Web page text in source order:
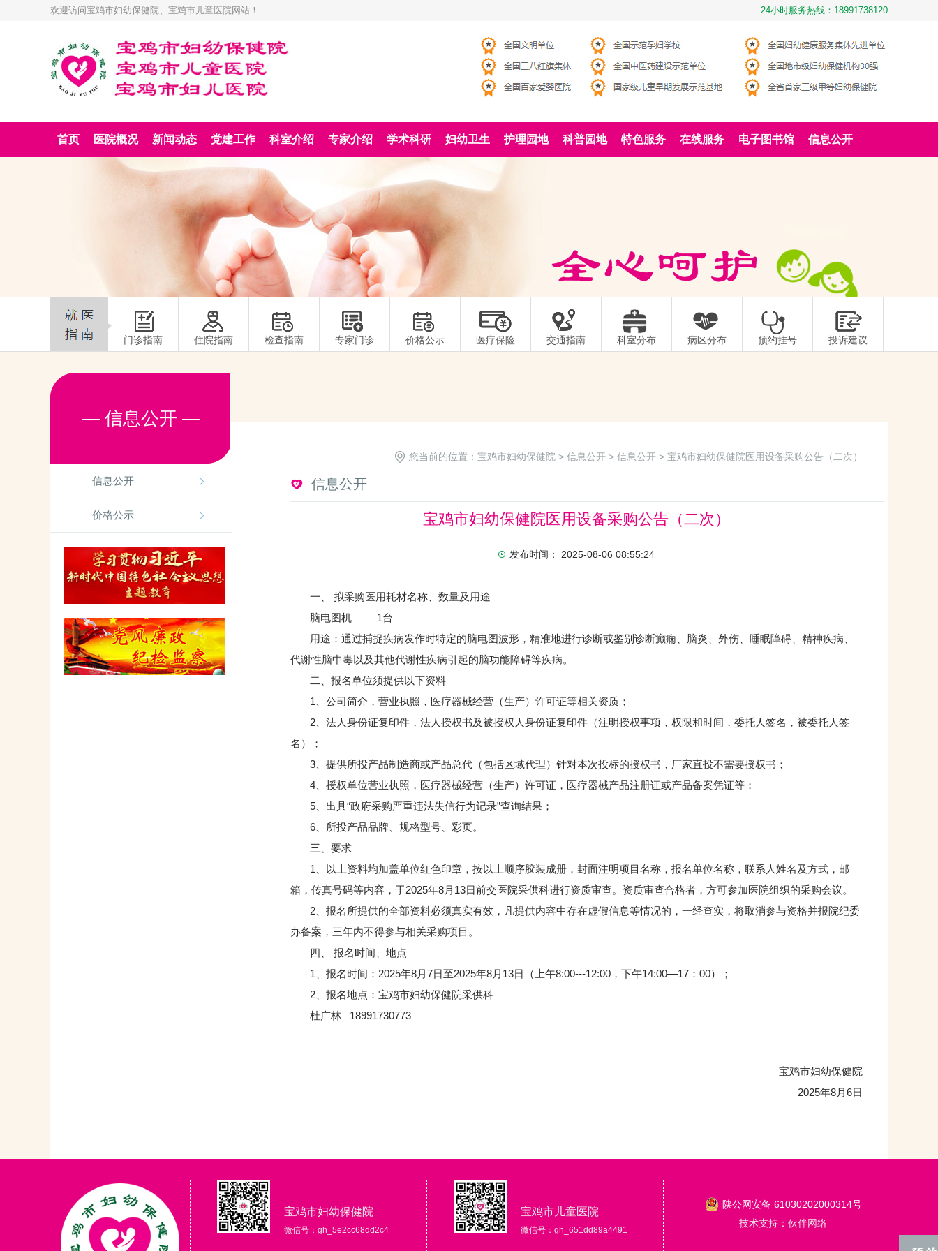
24小时服务热线：18991738120
欢迎访问宝鸡市妇幼保健院、宝鸡市儿童医院网站！
首页 医院概况 新闻动态 党建工作 科室介绍 专家介绍 学术科研 妇幼卫生 护理园地 科普园地 特色服务 在线服务 电子图书馆 信息公开
门诊指南 住院指南 检查指南 专家门诊 价格公示 医疗保险 交通指南 科室分布 病区分布 预约挂号 投诉建议
— 信息公开 —
信息公开
价格公示
您当前的位置： 宝鸡市妇幼保健院 > 信息公开 > 信息公开 > 宝鸡市妇幼保健院医用设备采购公告（二次）
信息公开
宝鸡市妇幼保健院医用设备采购公告（二次）
发布时间： 2025-08-06 08:55:24
一、 拟采购医用耗材名称、数量及用途
脑电图机 1台
用途：通过捕捉疾病发作时特定的脑电图波形，精准地进行诊断或鉴别诊断癫痫、脑炎、外伤、睡眠障碍、精神疾病、
代谢性脑中毒以及其他代谢性疾病引起的脑功能障碍等疾病。
二、报名单位须提供以下资料
1、公司简介，营业执照，医疗器械经营（生产）许可证等相关资质；
2、法人身份证复印件，法人授权书及被授权人身份证复印件（注明授权事项，权限和时间，委托人签名，被委托人签
名）；
3、提供所投产品制造商或产品总代（包括区域代理）针对本次投标的授权书，厂家直投不需要授权书；
4、授权单位营业执照，医疗器械经营（生产）许可证，医疗器械产品注册证或产品备案凭证等；
5、出具“政府采购严重违法失信行为记录”查询结果；
6、所投产品品牌、规格型号、彩页。
三、要求
1、以上资料均加盖单位红色印章，按以上顺序胶装成册，封面注明项目名称，报名单位名称，联系人姓名及方式，邮
箱，传真号码等内容，于2025年8月13日前交医院采供科进行资质审查。资质审查合格者，方可参加医院组织的采购会议。
2、报名所提供的全部资料必须真实有效，凡提供内容中存在虚假信息等情况的，一经查实，将取消参与资格并报院纪委
办备案，三年内不得参与相关采购项目。
四、 报名时间、地点
1、报名时间：2025年8月7日至2025年8月13日（上午8:00---12:00，下午14:00—17：00）；
2、报名地点：宝鸡市妇幼保健院采供科
杜广林 18991730773
宝鸡市妇幼保健院
2025年8月6日
宝鸡市妇幼保健院
微信号：gh_5e2cc68dd2c4
宝鸡市儿童医院
微信号：gh_651dd89a4491
陕公网安备 61030202000314号
技术支持：伙伴网络